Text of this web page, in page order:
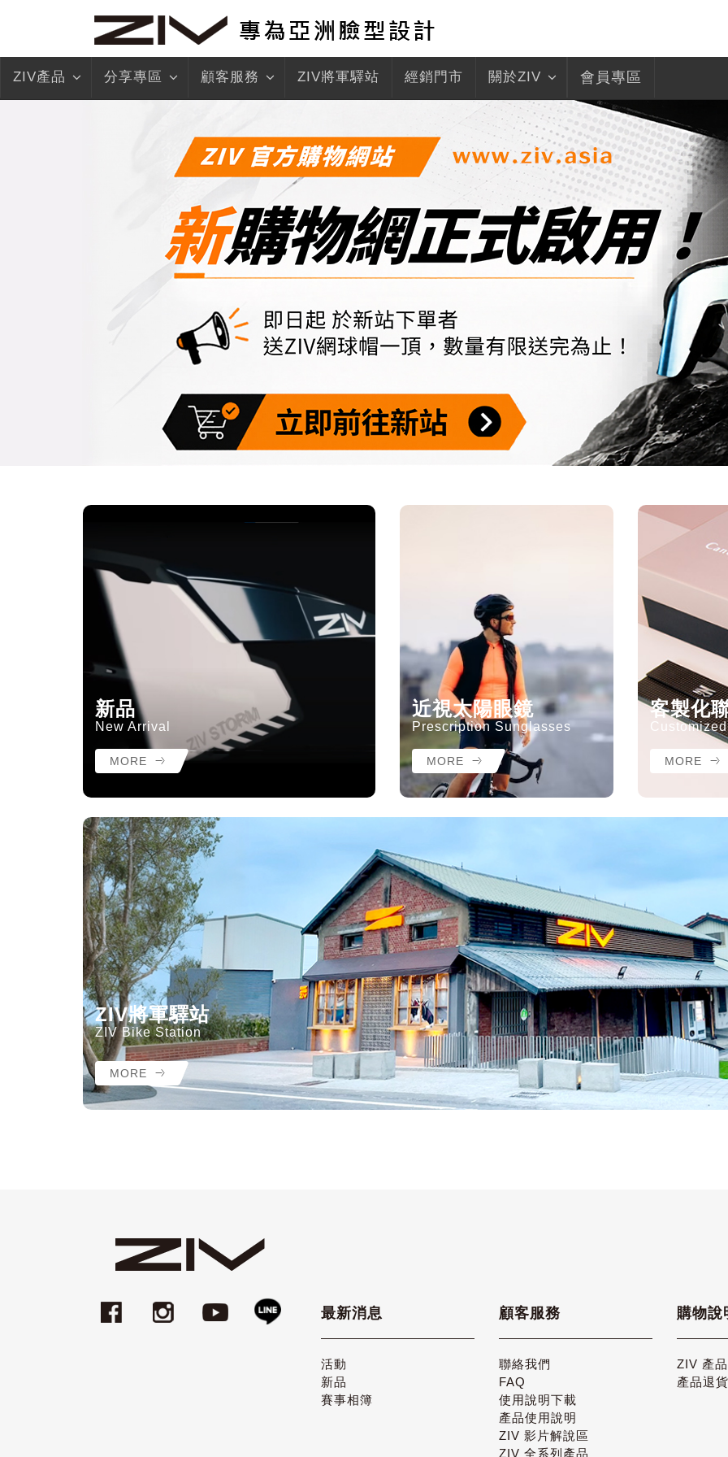
ZIV產品 分享專區 顧客服務 ZIV將軍驛站 經銷門市 關於ZIV 會員專區
新品
New Arrival
MORE
近視太陽眼鏡
Prescription Sunglasses
MORE
客製化
Customized
MORE
ZIV將軍驛站
ZIV Bike Station
MORE
最新消息
活動
新品
賽事相簿
顧客服務
聯絡我們
FAQ
使用說明下載
產品使用說明
ZIV 影片解說區
ZIV 全系列產品
購物說
ZIV 產
產品退